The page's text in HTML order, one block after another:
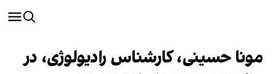
مونا حسینی، کارشناس رادیولوژی، در